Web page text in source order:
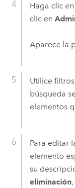
Haga clic
clic en
Aparece la
Utilice
búsqueda
elementos
Para editar
elemento
su
eliminación